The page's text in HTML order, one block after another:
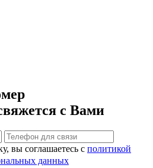
с Вами
вы соглашаетесь с политикой
данных